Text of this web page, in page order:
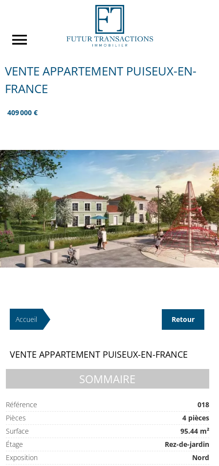
VENTE APPARTEMENT PUISEUX-EN-
FRANCE
409 000 €
Accueil Retour
VENTE APPARTEMENT PUISEUX-EN-FRANCE
SOMMAIRE
Référence
018
Pièces
4 pièces
Surface
95.44 m²
Étage
Rez-de-jardin
Exposition
Nord